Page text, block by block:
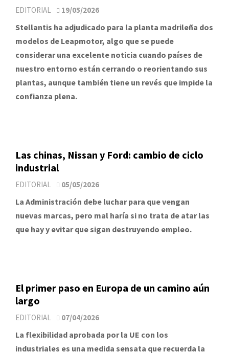
EDITORIAL 19/05/2026
Stellantis ha adjudicado para la planta madrileña dos
modelos de Leapmotor, algo que se puede
considerar una excelente noticia cuando países de
nuestro entorno están cerrando o reorientando sus
plantas, aunque también tiene un revés que impide la
confianza plena.
Las chinas, Nissan y Ford: cambio de ciclo
industrial
EDITORIAL 05/05/2026
La Administración debe luchar para que vengan
nuevas marcas, pero mal haría si no trata de atar las
que hay y evitar que sigan destruyendo empleo.
El primer paso en Europa de un camino aún
largo
EDITORIAL 07/04/2026
La flexibilidad aprobada por la UE con los
industriales es una medida sensata que recuerda la